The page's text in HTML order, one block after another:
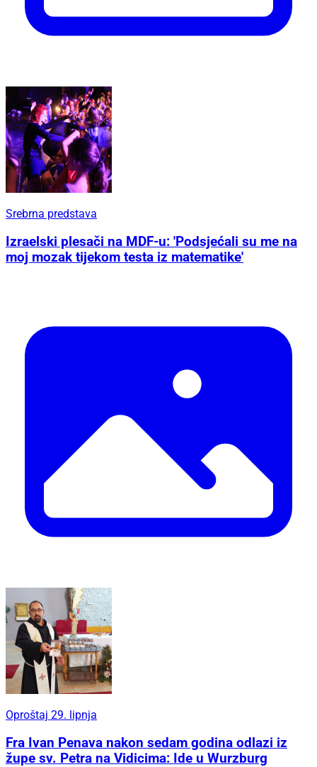
Srebrna predstava
Izraelski plesači na MDF-u: 'Podsjećali su me na
moj mozak tijekom testa iz matematike'
Oproštaj 29. lipnja
Fra Ivan Penava nakon sedam godina odlazi iz
župe sv. Petra na Vidicima: Ide u Wurzburg